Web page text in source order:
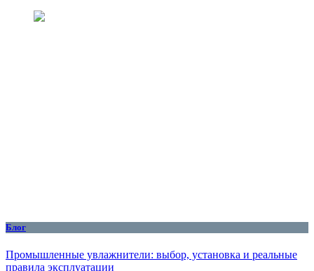
Блог
Промышленные увлажнители: выбор, установка и реальные
правила эксплуатации